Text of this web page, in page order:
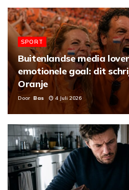
SPORT
Buitenlandse media
emotionele goal: dit
Oranje
Door Bas 4 Juli 2026